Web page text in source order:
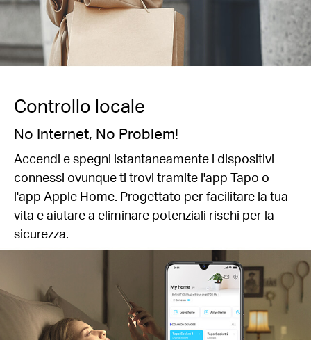
Controllo locale
No Internet, No Problem!
Accendi e spegni istantaneamente i dispositivi
connessi ovunque ti trovi tramite l'app Tapo o
l'app Apple Home. Progettato per facilitare la tua
vita e aiutare a eliminare potenziali rischi per la
sicurezza.